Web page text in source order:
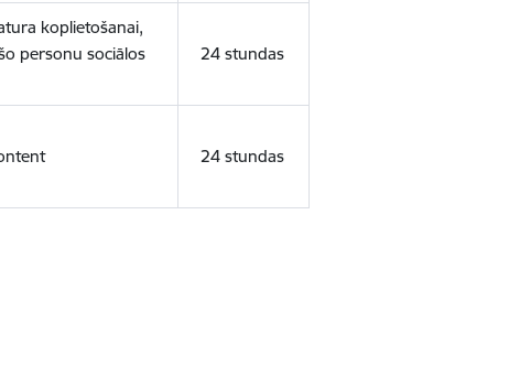
koplietošanai,
personu sociālos
24 stundas
24 stundas